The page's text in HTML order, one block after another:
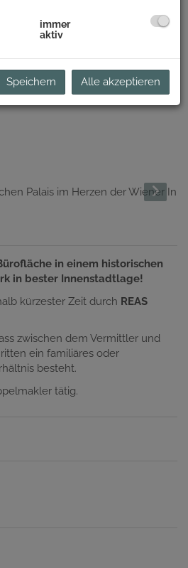
in einem historischen
in bester Innenstadtlage!
kürzester Zeit durch REAS
zwischen dem Vermittler und
ein familiäres oder
besteht.
tätig.
immer
aktiv
Speichern Alle akzeptieren